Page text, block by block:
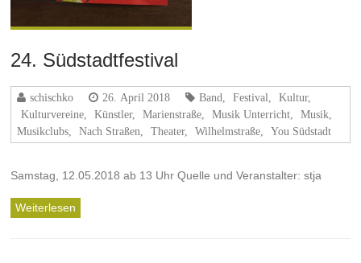
24. Südstadtfestival
schischko 26. April 2018 Band Festival Kultur,
Kulturvereine
Künstler, Marienstraße Musik Unterricht
Musik,
Musikclubs
Nach Straßen Theater, Wilhelmstraße You Südstadt
Samstag, 12.05.2018 ab 13 Uhr Quelle und Veranstalter: stja
Weiterlesen